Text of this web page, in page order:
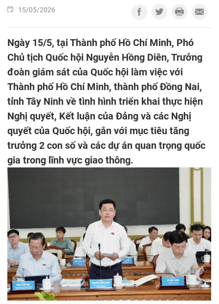
15/05/2026
Ngày 15/5, tại Thành phố Hồ Chí Minh, Phó
Chủ tịch Quốc hội Nguyễn Hồng Diên, Trưởng
đoàn giám sát của Quốc hội làm việc với
Thành phố Hồ Chí Minh, thành phố Đồng Nai,
tỉnh Tây Ninh về tình hình triển khai thực hiện
Nghị quyết, Kết luận của Đảng và các Nghị
quyết của Quốc hội, gắn với mục tiêu tăng
trưởng 2 con số và các dự án quan trọng quốc
gia trong lĩnh vực giao thông.